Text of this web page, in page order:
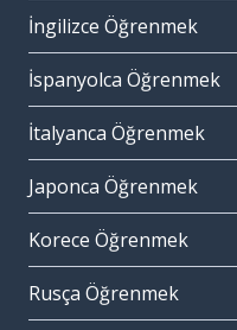
İngilizce Öğrenmek
İspanyolca Öğrenmek
İtalyanca Öğrenmek
Japonca Öğrenmek
Korece Öğrenmek
Rusça Öğrenmek